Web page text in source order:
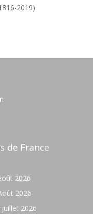
2019)
de France
2026
2026
2026